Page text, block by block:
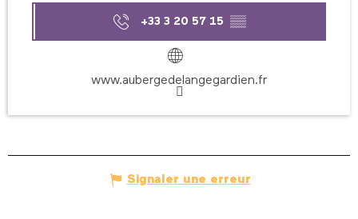
+33 3 20 57 15 ▒▒
www.aubergedelangegardien.fr
Signaler une erreur